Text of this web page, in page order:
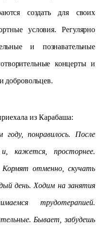
создать для своих
условия. Регулярно
и познавательные
концерты и
добровольцев.
из Карабаша:
понравилось. После
кажется, просторнее.
отменно, скучать
день. Ходим на занятия
трудотерапией.
Бывает, забудешь